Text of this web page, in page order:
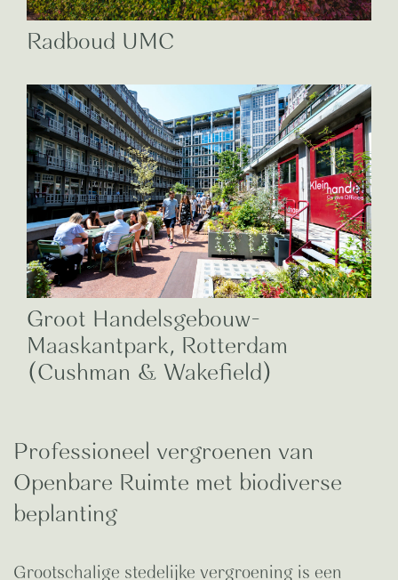
Radboud UMC
Groot Handelsgebouw-
Maaskantpark, Rotterdam
(Cushman & Wakefield)
Professioneel vergroenen van
Openbare Ruimte met biodiverse
beplanting
Grootschalige stedelijke vergroening is een